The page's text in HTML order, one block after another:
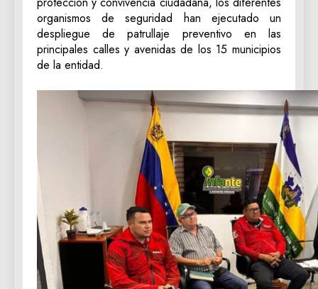
organismos de seguridad han ejecutado un
despliegue de patrullaje preventivo en las
principales calles y avenidas de los 15 municipios
de la entidad.